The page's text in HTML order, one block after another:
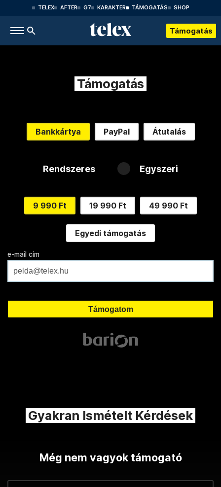
TELEX AFTER G7 KARAKTER TÁMOGATÁS SHOP
Támogatás
Támogatás
Bankkártya PayPal Átutalás
Rendszeres Egyszeri
9 990 Ft 19 990 Ft 49 990 Ft
Egyedi támogatás
e-mail cím
Gyakran Ismételt Kérdések
Még nem vagyok támogató